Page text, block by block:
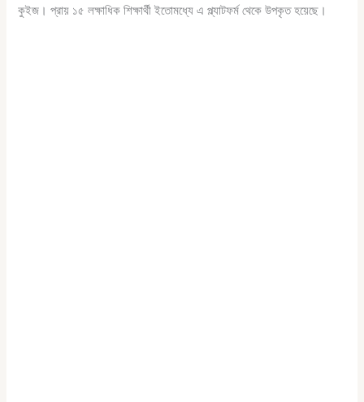
কুইজ। প্রায় ১৫ লক্ষাধিক শিক্ষার্থী ইতোমধ্যে এ প্ল্যাটফর্ম থেকে উপকৃত হয়েছে।